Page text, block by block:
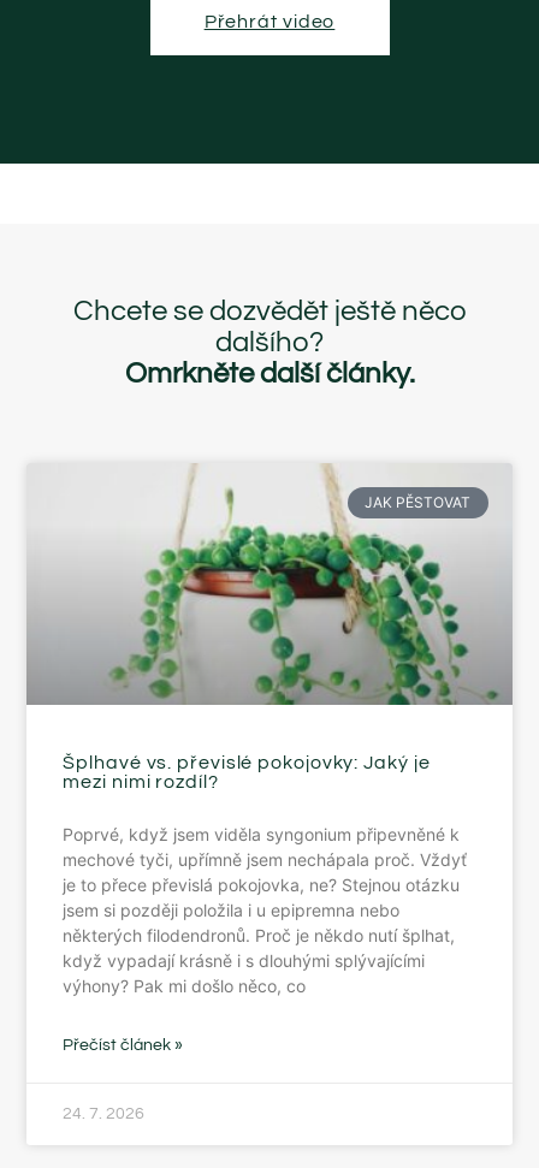
Přehrát video
Chcete se dozvědět ještě něco
dalšího?
Omrkněte další články.
JAK PĚSTOVAT
Šplhavé vs. převislé pokojovky: Jaký je
mezi nimi rozdíl?
Poprvé, když jsem viděla syngonium připevněné k
mechové tyči, upřímně jsem nechápala proč. Vždyť
je to přece převislá pokojovka, ne? Stejnou otázku
jsem si později položila i u epipremna nebo
některých filodendronů. Proč je někdo nutí šplhat,
když vypadají krásně i s dlouhými splývajícími
výhony? Pak mi došlo něco, co
Přečíst článek »
24. 7. 2026